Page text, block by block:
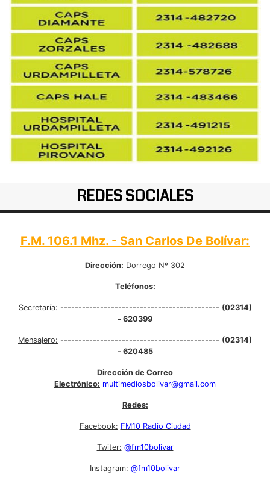
REDES SOCIALES
F.M. 106.1 Mhz. - San Carlos De Bolívar:
Dirección: Dorrego Nº 302
Teléfonos:
Secretaría: -------------------------------------------- (02314)
- 620399
Mensajero: -------------------------------------------- (02314)
- 620485
Dirección de Correo
Electrónico: multimediosbolivar@gmail.com
Redes:
Facebook: FM10 Radio Ciudad
Twiter: @fm10bolivar
Instagram: @fm10bolivar